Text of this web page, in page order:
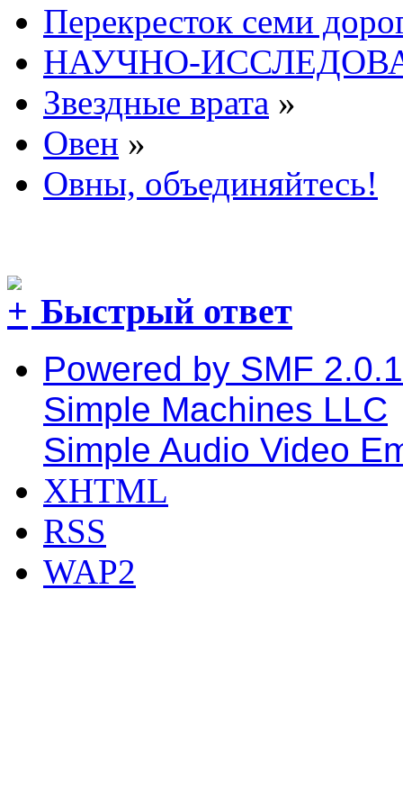
Перекресток семи
НАУЧНО-
Звездные врата »
Овен »
Овны, объединяйтесь!
Быстрый ответ
Powered by SMF
Simple Machines LLC
Simple Audio Video
XHTML
RSS
WAP2